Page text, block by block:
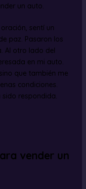
un auto.
sentí un
paz. Pasaron los
Al otro lado del
en mi auto.
que también me
condiciones.
respondida.
vender un